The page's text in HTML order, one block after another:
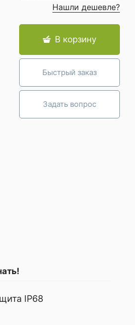
Нашли дешевле?
В корзину
Быстрый заказ
Задать вопрос
IP68